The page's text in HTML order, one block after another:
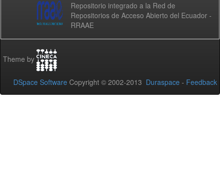
Repositorio integrado a la Red de
Repositorios de Acceso Abierto del Ecuador -
RRAAE
Theme by
DSpace Software Copyright © 2002-2013 Duraspace - Feedback